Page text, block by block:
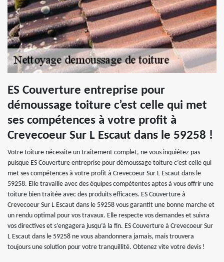
ES Couverture entreprise pour
démoussage toiture c’est celle qui met
ses compétences à votre profit à
Crevecoeur Sur L Escaut dans le 59258 !
Votre toiture nécessite un traitement complet, ne vous inquiétez pas
puisque ES Couverture entreprise pour démoussage toiture c’est celle qui
met ses compétences à votre profit à Crevecoeur Sur L Escaut dans le
59258. Elle travaille avec des équipes compétentes aptes à vous offrir une
toiture bien traitée avec des produits efficaces. ES Couverture à
Crevecoeur Sur L Escaut dans le 59258 vous garantit une bonne marche et
un rendu optimal pour vos travaux. Elle respecte vos demandes et suivra
vos directives et s’engagera jusqu’à la fin. ES Couverture à Crevecoeur Sur
L Escaut dans le 59258 ne vous abandonnera jamais, mais trouvera
toujours une solution pour votre tranquillité. Obtenez vite votre devis !